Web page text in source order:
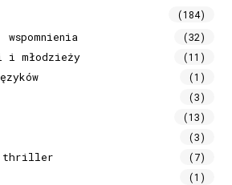
(184)
(32)
i młodzieży (11)
(1)
(3)
(13)
(3)
thriller (7)
(1)